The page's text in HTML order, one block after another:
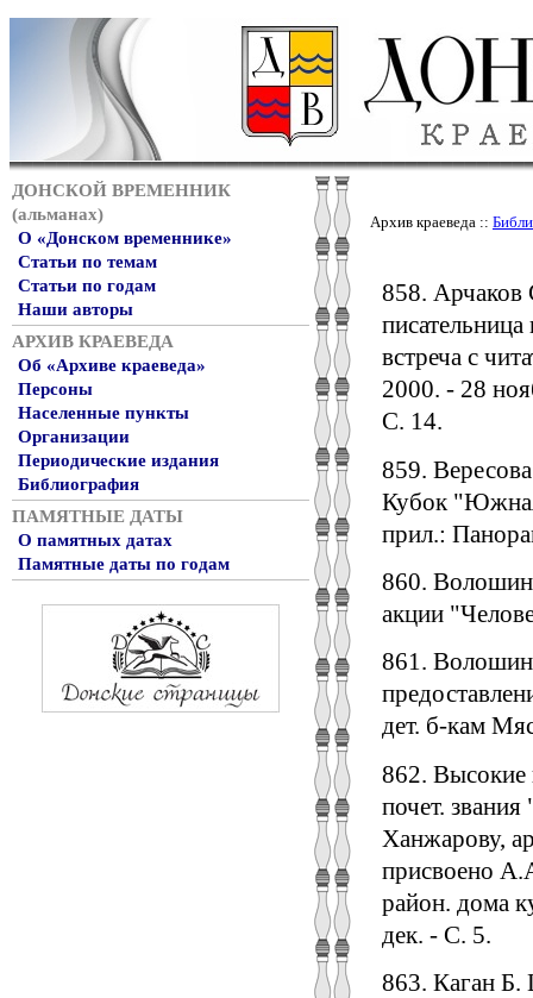
ДОНСКОЙ ВРЕМЕННИК
(альманах)
О «Донском временнике»
Статьи по темам
Статьи по годам
Наши авторы
АРХИВ КРАЕВЕДА
Об «Архиве краеведа»
Персоны
Населенные пункты
Организации
Периодические издания
Библиография
ПАМЯТНЫЕ ДАТЫ
О памятных датах
Памятные даты по годам
Архив краеведа ::
858. Арчаков
встреча с
2000. - 28
С. 14.
859.
Кубок
прил.:
860.
акции
861.
дет. б-кам
862. Высокие
почет.
Ханжарову,
присвоено
район. дома
дек. - С. 5.
863. Каган Б.